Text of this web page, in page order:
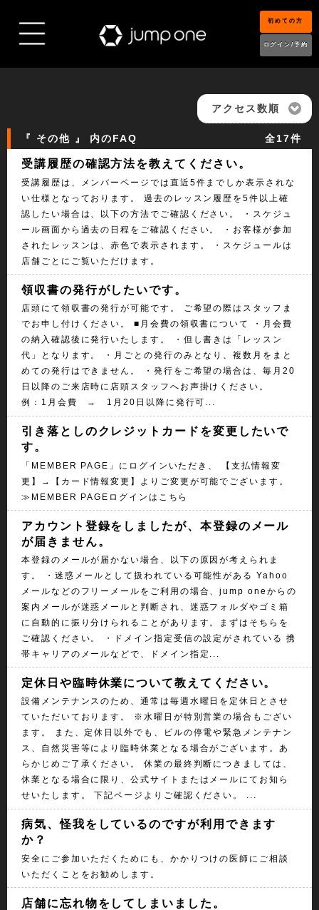
初めての方
ログイン/予約
アクセス数順
『 その他 』 内のFAQ 全17件
受講履歴の確認方法を教えてください。
受講履歴は、メンバーページでは直近5件までしか表示されな
い仕様となっております。 過去のレッスン履歴を5件以上確
認したい場合は、以下の方法でご確認ください。 ・スケジュ
ール画面から過去の日程をご確認ください。 ・お客様が参加
されたレッスンは、赤色で表示されます。 ・スケジュールは
店舗ごとにご覧いただけます。
領収書の発行がしたいです。
店頭にて領収書の発行が可能です。 ご希望の際はスタッフま
でお申し付けください。 ■月会費の領収書について ・月会費
の納入確認後に発行いたします。 ・但し書きは「レッスン
代」となります。 ・月ごとの発行のみとなり、複数月をまと
めての発行はできません。 ・発行をご希望の場合は、毎月20
日以降のご来店時に店頭スタッフへお声掛けください。
例：1月会費 → 1月20日以降に発行可...
引き落としのクレジットカードを変更したいで
す。
「MEMBER PAGE」にログインいただき、 【支払情報変
更】→【カード情報変更】よりご変更が可能でございます。
≫MEMBER PAGEログインはこちら
アカウント登録をしましたが、本登録のメール
が届きません。
本登録のメールが届かない場合、以下の原因が考えられま
す。 ・迷惑メールとして扱われている可能性がある Yahoo
メールなどのフリーメールをご利用の場合、jump oneからの
案内メールが迷惑メールと判断され、迷惑フォルダやゴミ箱
に自動的に振り分けられることがあります。まずはそちらを
ご確認ください。 ・ドメイン指定受信の設定がされている 携
帯キャリアのメールなどで、ドメイン指定...
定休日や臨時休業について教えてください。
設備メンテナンスのため、通常は毎週水曜日を定休日とさせ
ていただいております。 ※水曜日が特別営業の場合もござい
ます。 また、定休日以外でも、ビルの停電や緊急メンテナン
ス、自然災害等により臨時休業となる場合がございます。あ
らかじめご了承ください。 休業の最終判断につきましては、
休業となる場合に限り、公式サイトまたはメールにてお知ら
せいたします。 下記ページよりご確認ください。 ...
病気、怪我をしているのですが利用できます
か？
安全にご参加いただくためにも、かかりつけの医師にご相談
いただくことをお勧めします。
店舗に忘れ物をしてしまいました。